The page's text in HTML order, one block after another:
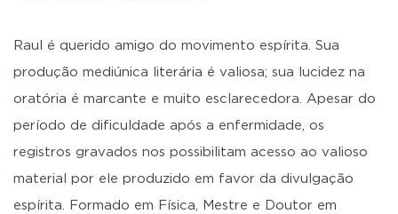
Raul é querido amigo do movimento espírita. Sua
produção mediúnica literária é valiosa; sua lucidez na
oratória é marcante e muito esclarecedora. Apesar do
período de dificuldade após a enfermidade, os
registros gravados nos possibilitam acesso ao valioso
material por ele produzido em favor da divulgação
espírita. Formado em Física, Mestre e Doutor em